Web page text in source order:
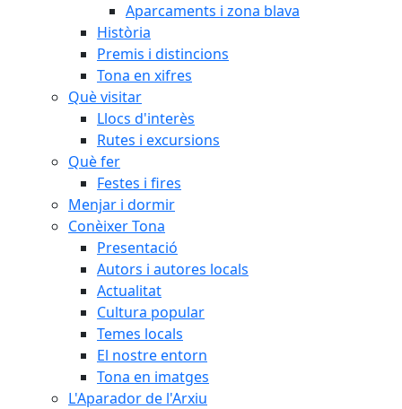
Aparcaments i zona blava
Història
Premis i distincions
Tona en xifres
Què visitar
Llocs d'interès
Rutes i excursions
Què fer
Festes i fires
Menjar i dormir
Conèixer Tona
Presentació
Autors i autores locals
Actualitat
Cultura popular
Temes locals
El nostre entorn
Tona en imatges
L'Aparador de l'Arxiu